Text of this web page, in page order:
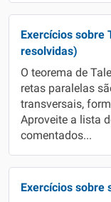
Exercícios sobre
resolvidas)
O teorema de
retas paralelas
transversais,
Aproveite a lista
comentados...
Exercícios sobre